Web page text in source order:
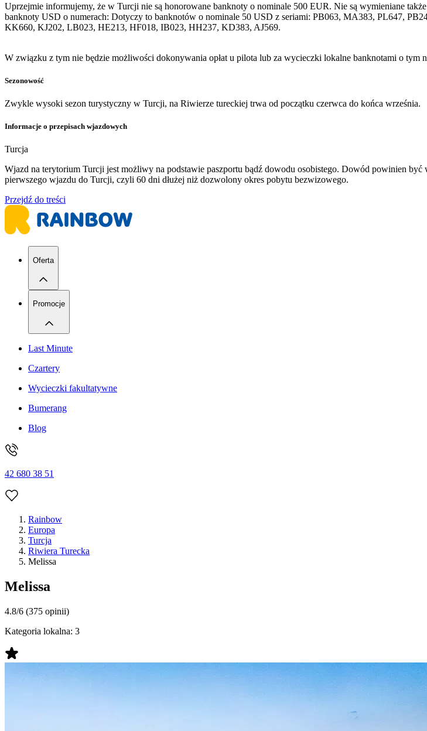
Uprzejmie informujemy, że w Turcji nie są honorowane banknoty o nominale 500 EUR. Nie są wymieniane
banknoty USD o numerach: Dotyczy to banknotów o nominale 50 USD z seriami: PB063, MA383, PL647,
KK660, KJ202, LB023, HE213, HF018, IB023, HH237, KD383, AJ569.
W związku z tym nie będzie możliwości dokonywania opłat u pilota lub za wycieczki lokalne banknotami o
Sezonowość
Zwykle wysoki sezon turystyczny w Turcji, na Riwierze tureckiej trwa od początku czerwca do końca września.
Informacje o przepisach wjazdowych
Turcja
Wjazd na terytorium Turcji jest możliwy na podstawie paszportu bądź dowodu osobistego. Dowód powinien
pierwszego wjazdu do Turcji, czyli 60 dni dłużej niż dozwolony okres pobytu bezwizowego.
Przejdź do treści
Oferta
Promocje
Last Minute
Czartery
Wycieczki fakultatywne
Bumerang
Blog
42 680 38 51
Rainbow
Europa
Turcja
Riwiera Turecka
Melissa
Melissa
4.8/6 (375 opinii)
Kategoria lokalna: 3